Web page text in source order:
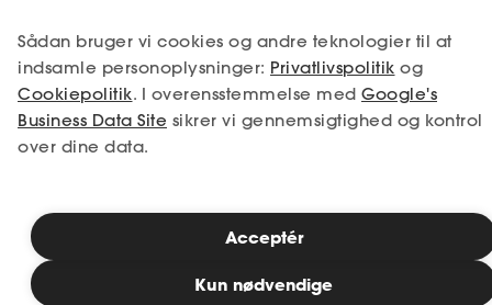
Selvstændig
Studerende
Bliv medlem
Fedt! Dit barn har fået sit første fritidsjob,
måske i en butik, restaurant eller på et
lager. Selvom et fritidsjob er med til at
selvstændiggøre dit barn, skal du være
opmærksom på, at det ikke er alt dit barn
særlige regler for, hvor meget børn under
18 år må løfte og skubbe. Disse regler er
med til at beskytte børn og unge, så de ikke
bliver udsat for fysiske belastninger som på
Sådan bruger vi cookies og andre teknologier til at
indsamle personoplysninger: Privatlivspolitik og
Cookiepolitik. I overensstemmelse med Google's
Business Data Site sikrer vi gennemsigtighed og kontrol
over dine data.
Kun nødvendige
Acceptér